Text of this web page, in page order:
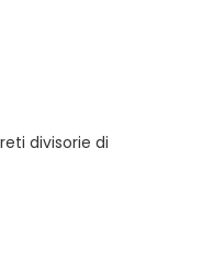
divisorie di